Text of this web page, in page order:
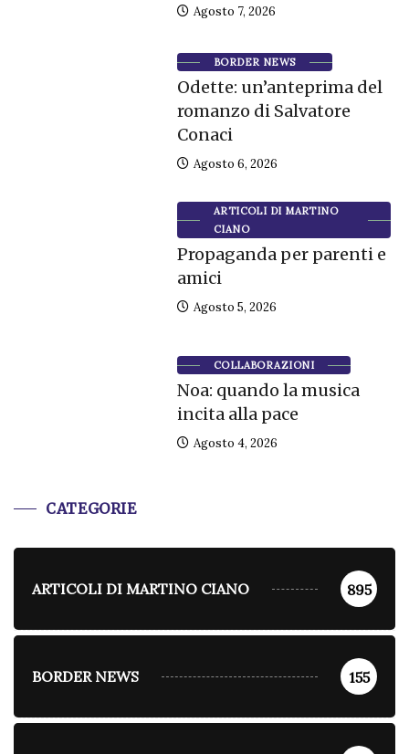
Agosto 7, 2026
BORDER NEWS
Odette: un’anteprima del
romanzo di Salvatore
Conaci
Agosto 6, 2026
ARTICOLI DI MARTINO
CIANO
Propaganda per parenti e
amici
Agosto 5, 2026
COLLABORAZIONI
Noa: quando la musica
incita alla pace
Agosto 4, 2026
CATEGORIE
ARTICOLI DI MARTINO CIANO 895
BORDER NEWS 155